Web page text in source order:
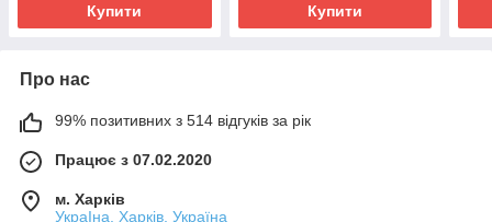
Купити Купити
Про нас
99% позитивних з 514 відгуків за рік
Працює з 07.02.2020
м. Харків
УкраІна, Харків, Україна